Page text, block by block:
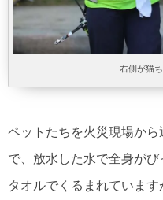
右側が猫
ペットたちを火災現場か
で、放水した水で全身が
タオルでくるまれていま